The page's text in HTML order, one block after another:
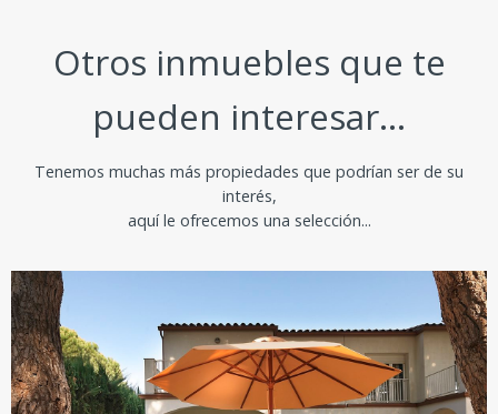
Otros inmuebles que te
pueden interesar...
Tenemos muchas más propiedades que podrían ser de su
interés,
aquí le ofrecemos una selección...